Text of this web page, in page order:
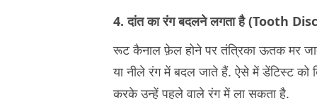
4. दांत का रंग बदलने लगता है (Tooth
रूट कैनाल फ़ेल होने पर तंत्रिका ऊतक मर
या नीले रंग में बदल जाते हैं. ऐसे में डेंटिस्ट को
करके उन्हें पहले वाले रंग में ला सकता है.